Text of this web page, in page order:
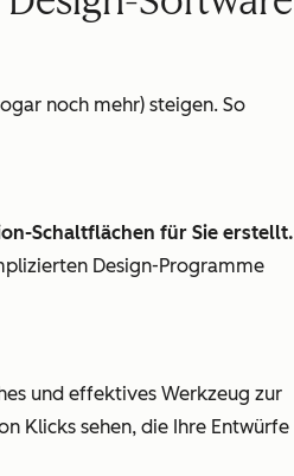
noch mehr) steigen. So
Schaltflächen für Sie erstellt.
Design-Programme
und effektives Werkzeug zur
Klicks sehen, die Ihre Entwürfe